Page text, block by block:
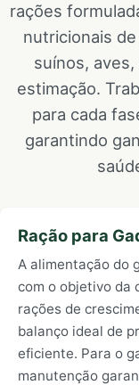
rações
nutricionais
suínos,
estimação.
para cada
garantindo
Ração para
A alimentação do
com o objetivo da
rações de
balanço ideal de
eficiente. Para o
manutenção